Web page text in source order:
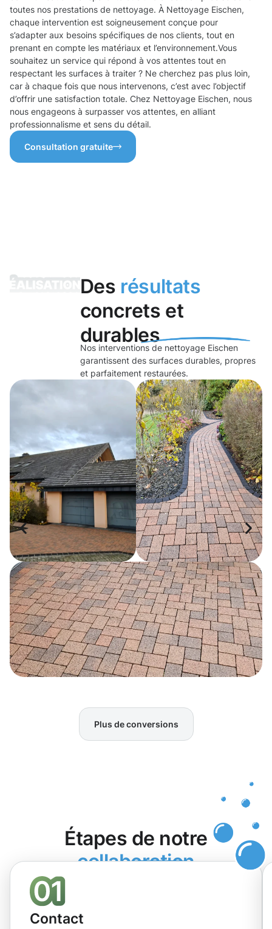
toutes nos prestations de nettoyage. À Nettoyage Eischen,
chaque intervention est soigneusement conçue pour
s’adapter aux besoins spécifiques de nos clients, tout en
prenant en compte les matériaux et l’environnement.Vous
souhaitez un service qui répond à vos attentes tout en
respectant les surfaces à traiter ? Ne cherchez pas plus loin,
car à chaque fois que nous intervenons, c’est avec l’objectif
d’offrir une satisfaction totale. Chez Nettoyage Eischen, nous
nous engageons à surpasser vos attentes, en alliant
professionnalisme et sens du détail.
Consultation gratuite
Des résultats
concrets et
durables
Nos interventions de nettoyage Eischen
garantissent des surfaces durables, propres
et parfaitement restaurées.
Plus de conversions
Étapes de notre
collaboration
Contact